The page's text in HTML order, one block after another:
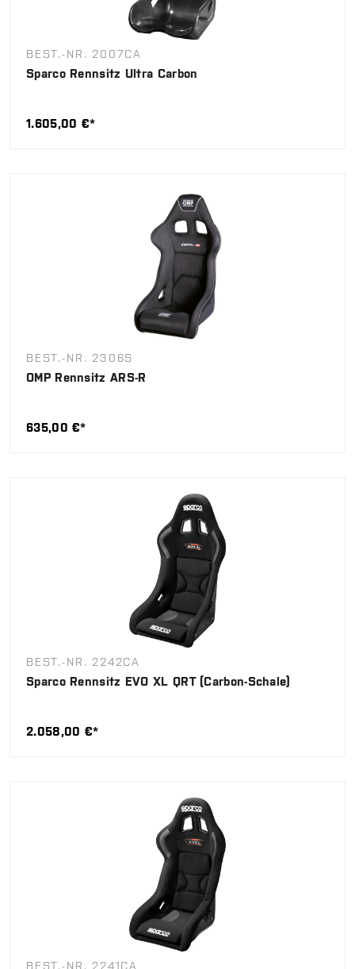
BEST.-NR. 2007CA
Sparco Rennsitz Ultra Carbon
1.605,00 €*
BEST.-NR. 2306S
OMP Rennsitz ARS-R
635,00 €*
BEST.-NR. 2242CA
Sparco Rennsitz EVO XL QRT (Carbon-Schale)
2.058,00 €*
BEST.-NR. 2241CA